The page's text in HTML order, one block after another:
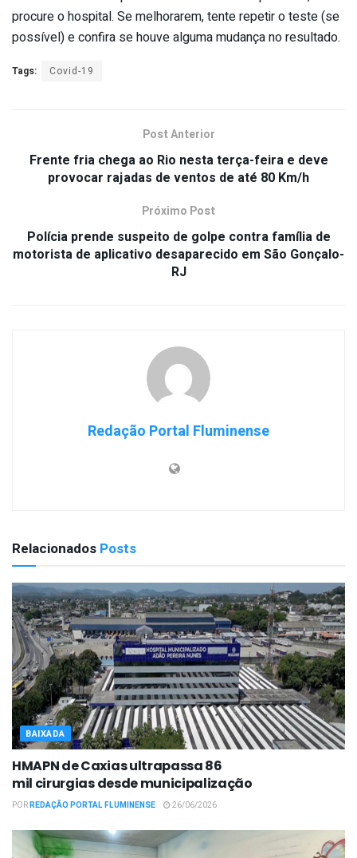
procure o hospital. Se melhorarem, tente repetir o teste (se
possível) e confira se houve alguma mudança no resultado.
Tags: Covid-19
Post Anterior
Frente fria chega ao Rio nesta terça-feira e deve
provocar rajadas de ventos de até 80 Km/h
Próximo Post
Polícia prende suspeito de golpe contra família de
motorista de aplicativo desaparecido em São Gonçalo-
RJ
Redação Portal Fluminense
Relacionados Posts
BAIXADA
HMAPN de Caxias ultrapassa 86
mil cirurgias desde municipalização
PORREDAÇÃO PORTAL FLUMINENSE 26/06/2026